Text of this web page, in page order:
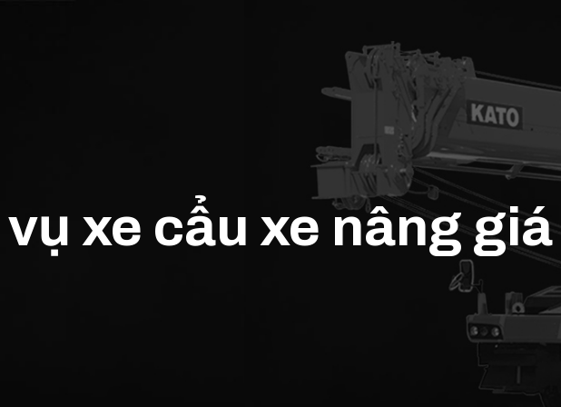
xe cẩu xe nâng